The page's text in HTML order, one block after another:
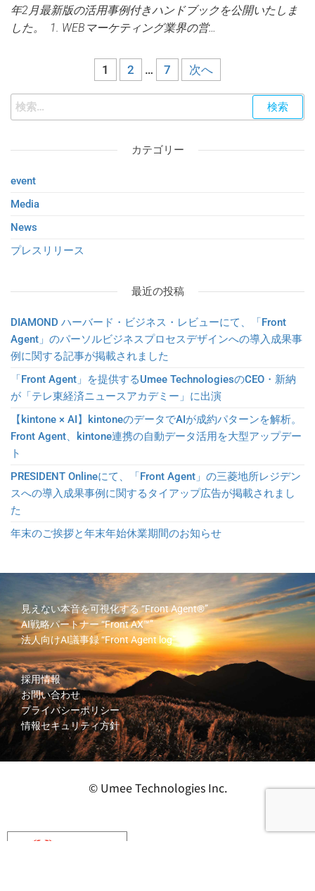
年2月最新版の活用事例付きハンドブックを公開いたしま
した。 1. WEBマーケティング業界の営…
1 2 … 7 次へ
カテゴリー
event
Media
News
プレスリリース
最近の投稿
DIAMOND ハーバード・ビジネス・レビューにて、「Front
Agent」のパーソルビジネスプロセスデザインへの導入成果事
例に関する記事が掲載されました
「Front Agent」を提供するUmee TechnologiesのCEO・新納
が「テレ東経済ニュースアカデミー」に出演
【kintone × AI】kintoneのデータでAIが成約パターンを解析。
Front Agent、kintone連携の自動データ活用を大型アップデー
ト
PRESIDENT Onlineにて、「Front Agent」の三菱地所レジデン
スへの導入成果事例に関するタイアップ広告が掲載されまし
た
年末のご挨拶と年末年始休業期間のお知らせ
見えない本音を可視化する“Front Agent®”
AI戦略パートナー“Front AX™”
法人向けAI議事録“Front Agent log”
採用情報
お問い合わせ
プライバシーポリシー
情報セキュリティ方針
© Umee Technologies Inc.